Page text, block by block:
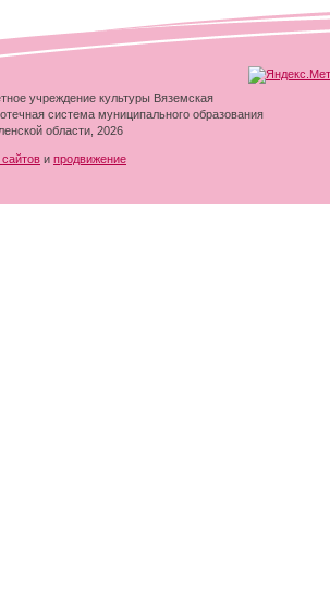
учреждение культуры Вяземская
система муниципального образования
области, 2026
и продвижение